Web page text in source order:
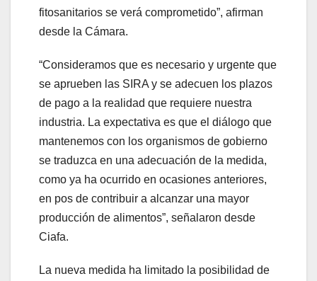
fitosanitarios se verá comprometido”, afirman
desde la Cámara.
“Consideramos que es necesario y urgente que
se aprueben las SIRA y se adecuen los plazos
de pago a la realidad que requiere nuestra
industria. La expectativa es que el diálogo que
mantenemos con los organismos de gobierno
se traduzca en una adecuación de la medida,
como ya ha ocurrido en ocasiones anteriores,
en pos de contribuir a alcanzar una mayor
producción de alimentos”, señalaron desde
Ciafa.
La nueva medida ha limitado la posibilidad de